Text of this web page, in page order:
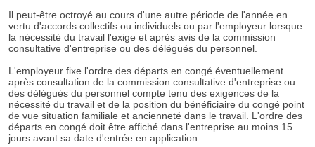
Il peut-être octroyé au cours d'une autre période de l'année en
vertu d'accords collectifs ou individuels ou par l'employeur lorsque
la nécessité du travail l'exige et après avis de la commission
consultative d'entreprise ou des délégués du personnel.
L'employeur fixe l'ordre des départs en congé éventuellement
après consultation de la commission consultative d'entreprise ou
des délégués du personnel compte tenu des exigences de la
nécessité du travail et de la position du bénéficiaire du congé point
de vue situation familiale et ancienneté dans le travail. L'ordre des
départs en congé doit être affiché dans l'entreprise au moins 15
jours avant sa date d'entrée en application.